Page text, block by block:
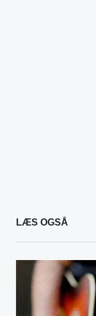
LÆS OGSÅ